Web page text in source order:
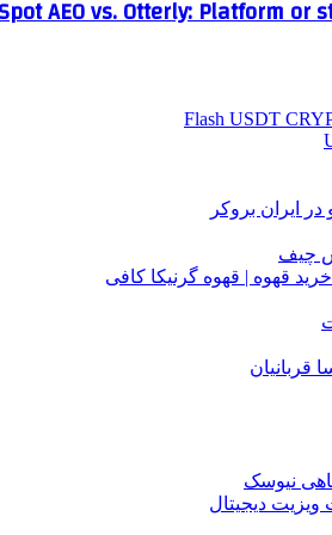
AEO vs. Otterly: Platform or
Flash USDT
ایران بروکر
چیف
قهوه | قهوه گرنیکا کافی
قربانیان
نیوسک
ویزیت دیجیتال